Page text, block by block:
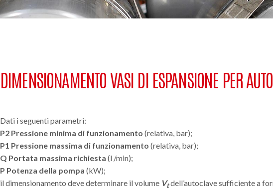
DIMENSIONAMENTO VASI DI ESPANSIONE PER
Dati i seguenti parametri:
P2 Pressione minima di funzionamento (relativa, bar);
P1 Pressione massima di funzionamento (relativa, bar);
Q Portata massima richiesta (l /min);
P Potenza della pompa (kW);
il dimensionamento deve determinare il volume Vtdell’autoclave sufficiente a